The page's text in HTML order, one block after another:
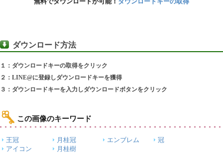
ダウンロード方法
１：ダウンロードキーの取得をクリック
２：LINE@に登録しダウンロードキーを獲得
３：ダウンロードキーを入力しダウンロードボタンをクリック
この画像のキーワード
王冠 月桂冠 エンブレム
冠
アイコン
月桂樹